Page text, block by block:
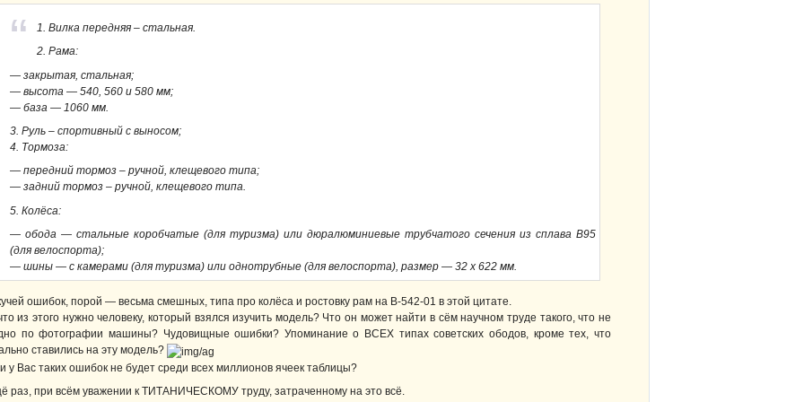
1. Вилка передняя – стальная.
2. Рама:
— закрытая, стальная;
— высота — 540, 560 и 580 мм;
— база — 1060 мм.
3. Руль – спортивный с выносом;
4. Тормоза:
— передний тормоз – ручной, клещевого типа;
— задний тормоз – ручной, клещевого типа.
5. Колёса:
— обода — стальные коробчатые (для туризма) или дюралюминиевые трубчатого сечения из сплава В95
(для велоспорта);
— шины — с камерами (для туризма) или однотрубные (для велоспорта), размер — 32 х 622 мм.
ошибок, порой — весьма смешных, типа про колёса и ростовку рам на В-542-01 в этой цитате.
из этого нужно человеку, который взялся изучить модель? Что он может найти в сём научном труде такого, что не
по фотографии машины? Чудовищные ошибки? Упоминание о ВСЕХ типах советских ободов, кроме тех, что
ставились на эту модель?
у Вас таких ошибок не будет среди всех миллионов ячеек таблицы?
раз, при всём уважении к ТИТАНИЧЕСКОМУ труду, затраченному на это всё.